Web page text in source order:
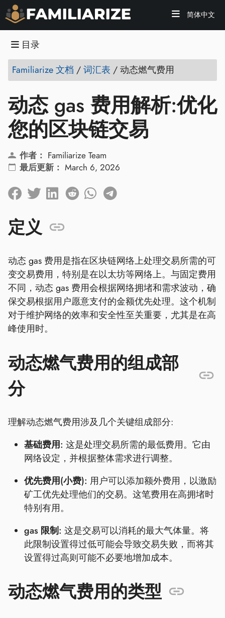
简体中文
目录
Familiarize 文档 /词汇表 /动态燃气费用
动态 gas 费用解析:优化
您的区块链交易
作者： Familiarize Team
最后更新： March 6, 2026
定义
动态 gas 费用是指在区块链网络上处理交易所需的可
变交易费用，特别是在以太坊等网络上。与固定费用
不同，动态 gas 费用会根据网络拥堵和需求波动，确
保交易根据用户愿意支付的金额优先处理。这个机制
对于维护网络的效率和安全性至关重要，尤其是在高
峰使用时。
动态燃气费用的组成部
分
理解动态燃气费用涉及几个关键组成部分:
基础费用: 这是处理交易所需的最低费用。它由
网络设定，并根据整体需求进行调整。
优先费用(小费): 用户可以添加额外费用，以激励
矿工优先处理他们的交易。这笔费用在高拥堵时
特别有用。
gas 限制: 这是交易可以消耗的最大气体量。将
此限制设置得过低可能会导致交易失败，而将其
设置得过高则可能不必要地增加成本。
动态燃气费用的类型